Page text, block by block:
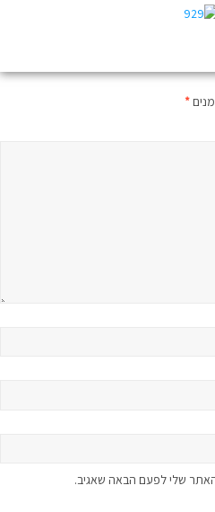
*
שלי לפעם הבאה שאגיב.